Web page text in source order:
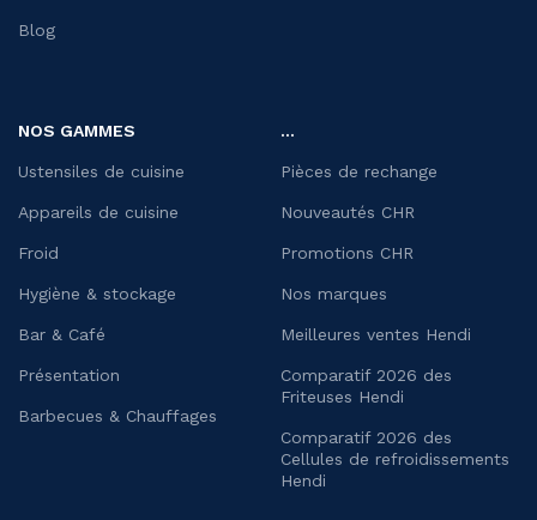
Blog
NOS GAMMES
Ustensiles de cuisine
Appareils de cuisine
Froid
Hygiène & stockage
Bar & Café
Présentation
Barbecues & Chauffages
...
Pièces de rechange
Nouveautés CHR
Promotions CHR
Nos marques
Meilleures ventes Hendi
Comparatif 2026 des
Friteuses Hendi
Comparatif 2026 des
Cellules de refroidissements
Hendi